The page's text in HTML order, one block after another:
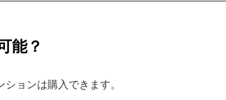
能？
ョンは購入できます。